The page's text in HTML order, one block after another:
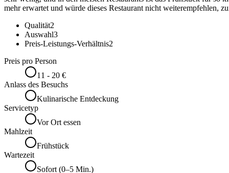
mehr erwartet und würde dieses Restaurant nicht weiterempfehlen,
Qualität2
Auswahl3
Preis-Leistungs-Verhältnis2
Preis pro Person
11 - 20 €
Anlass des Besuchs
Kulinarische Entdeckung
Servicetyp
Vor Ort essen
Mahlzeit
Frühstück
Wartezeit
Sofort (0–5 Min.)